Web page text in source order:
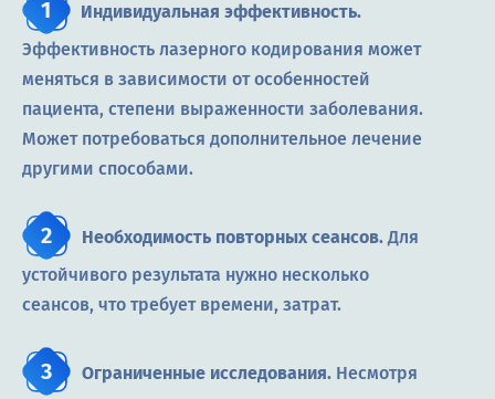
Индивидуальная эффективность.
Эффективность лазерного кодирования может
меняться в зависимости от особенностей
пациента, степени выраженности заболевания.
Может потребоваться дополнительное лечение
другими способами.
Необходимость повторных сеансов.Для
устойчивого результата нужно несколько
сеансов, что требует времени, затрат.
Ограниченные исследования. Несмотря